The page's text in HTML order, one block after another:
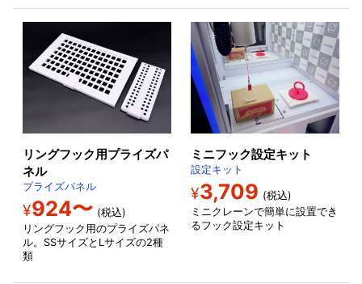
リングフック用プライズパ
ネル
プライズパネル
¥924〜 (税込)
リングフック用のプライズパネ
ル。SSサイズとLサイズの2種
類
ミニフック設定キット
設定キット
¥3,709 (税込)
ミニクレーンで簡単に設置でき
るフック設定キット